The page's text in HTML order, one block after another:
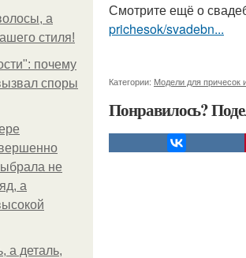
а
стиля!
почему
споры
не
а
а деталь,
Смотрите ещё о
prichesok/svadebn...
Категории: Модели для причесок
Понравилось?